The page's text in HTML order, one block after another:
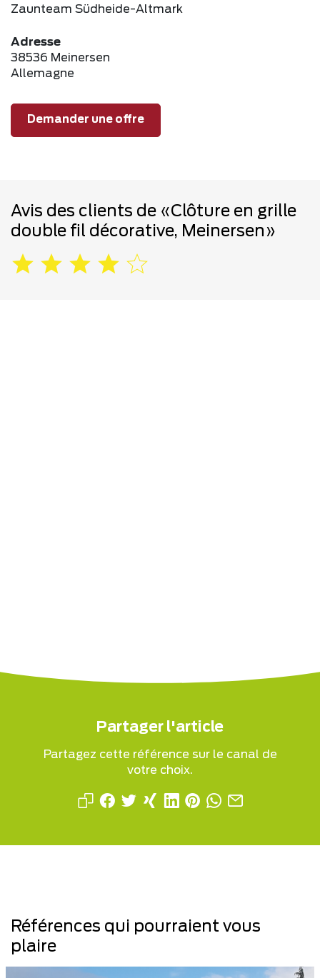
Zaunteam Südheide-Altmark
Adresse
38536 Meinersen
Allemagne
Demander une offre
Avis des clients de «Clôture en grille
double fil décorative, Meinersen»
Partager l'article
Partagez cette référence sur le canal de
votre choix.
Références qui pourraient vous
plaire